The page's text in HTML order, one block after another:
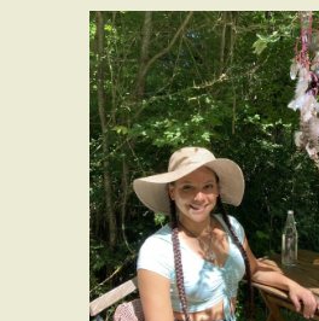
Date:1 January
Time:Date et horaires
Voir détails sur chaque lien
Price:
prix selon les